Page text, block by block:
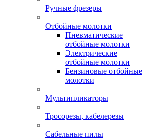
Ручные фрезеры
Отбойные молотки
Пневматические
отбойные молотки
Электрические
отбойные молотки
Бензиновые отбойные
молотки
Мультипликаторы
Тросорезы, кабелерезы
Сабельные пилы